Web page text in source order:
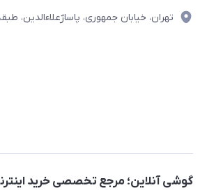
تهران، خیابان جمهوری، پاساژعلاءالدین، طبقه
گوشی آنلاین؛ مرجع تخصصی خرید